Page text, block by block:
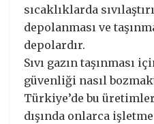
sıcaklıklarda
depolanması ve
depolardır.
Sıvı gazın taşınması
güvenliği nasıl
Türkiye’de bu
dışında onlarca